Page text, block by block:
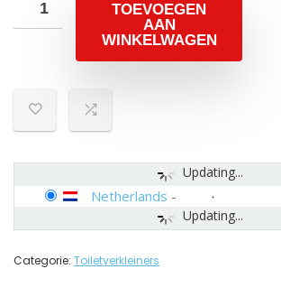
TOEVOEGEN
AAN
WINKELWAGEN
Updating...
Updating...
Netherlands -
Categorie: Toiletverkleiners